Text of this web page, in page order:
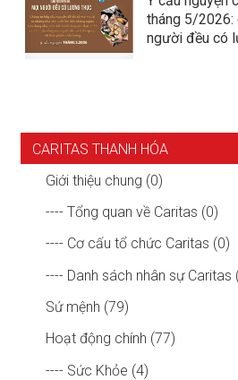
tháng 5/2026:
người đều có
CARITAS THANH HÓA
Giới thiệu chung (0)
---- Tổng quan về Caritas (0)
---- Cơ cấu tổ chức Caritas (0)
---- Danh sách nhân sự Caritas
Sứ mệnh (79)
Hoạt động chính (77)
---- Sức Khỏe (4)